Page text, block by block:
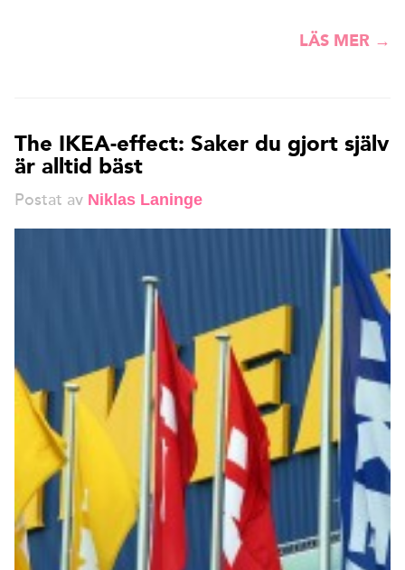
LÄS MER →
The IKEA-effect: Saker du gjort själv
är alltid bäst
Postat av Niklas Laninge